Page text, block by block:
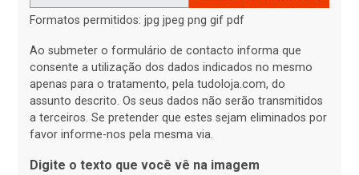
Formatos permitidos: jpg jpeg png gif pdf
Ao submeter o formulário de contacto informa que
consente a utilização dos dados indicados no mesmo
apenas para o tratamento, pela tudoloja.com, do
assunto descrito. Os seus dados não serão transmitidos
a terceiros. Se pretender que estes sejam eliminados por
favor informe-nos pela mesma via.
Digite o texto que você vê na imagem